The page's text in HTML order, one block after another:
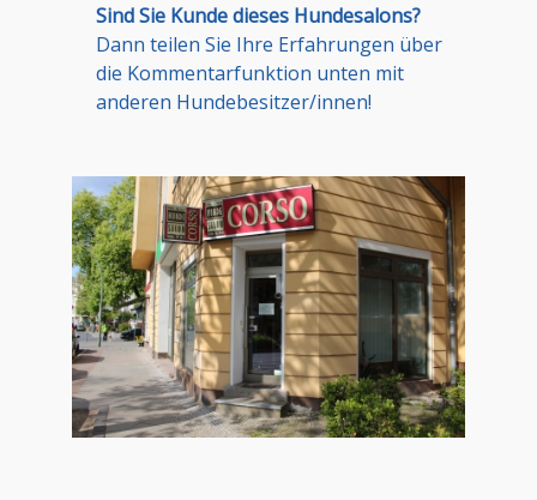
Sind Sie Kunde dieses Hundesalons?
Dann teilen Sie Ihre Erfahrungen über
die Kommentarfunktion unten mit
anderen Hundebesitzer/innen!